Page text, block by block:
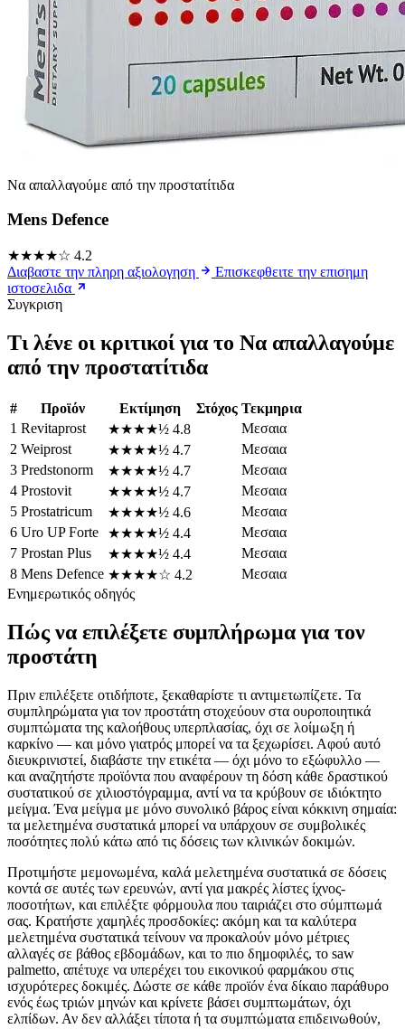
Να απαλλαγούμε από την προστατίτιδα
Mens Defence
★★★★☆ 4.2
Διαβαστε την πληρη αξιολογηση
Επισκεφθειτε την επισημη
ιστοσελιδα
Συγκριση
Τι λένε οι κριτικοί για το Να απαλλαγούμε
από την προστατίτιδα
# Προϊόν Εκτίμηση Στόχος Τεκμηρια
1 Revitaprost ★★★★½ 4.8
Μεσαια
2 Weiprost ★★★★½ 4.7
Μεσαια
3 Predstonorm ★★★★½ 4.7
Μεσαια
4 Prostovit ★★★★½ 4.7
Μεσαια
5 Prostatricum ★★★★½ 4.6
Μεσαια
6 Uro UP Forte ★★★★½ 4.4
Μεσαια
7 Prostan Plus ★★★★½ 4.4
Μεσαια
8 Mens Defence ★★★★☆ 4.2
Μεσαια
Ενημερωτικός οδηγός
Πώς να επιλέξετε συμπλήρωμα για τον
προστάτη
Πριν επιλέξετε οτιδήποτε, ξεκαθαρίστε τι αντιμετωπίζετε. Τα
συμπληρώματα για τον προστάτη στοχεύουν στα ουροποιητικά
συμπτώματα της καλοήθους υπερπλασίας, όχι σε λοίμωξη ή
καρκίνο — και μόνο γιατρός μπορεί να τα ξεχωρίσει. Αφού αυτό
διευκρινιστεί, διαβάστε την ετικέτα — όχι μόνο το εξώφυλλο —
και αναζητήστε προϊόντα που αναφέρουν τη δόση κάθε δραστικού
συστατικού σε χιλιοστόγραμμα, αντί να τα κρύβουν σε ιδιόκτητο
μείγμα. Ένα μείγμα με μόνο συνολικό βάρος είναι κόκκινη σημαία:
τα μελετημένα συστατικά μπορεί να υπάρχουν σε συμβολικές
ποσότητες πολύ κάτω από τις δόσεις των κλινικών δοκιμών.
Προτιμήστε μεμονωμένα, καλά μελετημένα συστατικά σε δόσεις
κοντά σε αυτές των ερευνών, αντί για μακρές λίστες ίχνος-
ποσοτήτων, και επιλέξτε φόρμουλα που ταιριάζει στο σύμπτωμά
σας. Κρατήστε χαμηλές προσδοκίες: ακόμη και τα καλύτερα
μελετημένα συστατικά τείνουν να προκαλούν μόνο μέτριες
αλλαγές σε βάθος εβδομάδων, και το πιο δημοφιλές, το saw
palmetto, απέτυχε να υπερέχει του εικονικού φαρμάκου στις
ισχυρότερες δοκιμές. Δώστε σε κάθε προϊόν ένα δίκαιο παράθυρο
ενός έως τριών μηνών και κρίνετε βάσει συμπτωμάτων, όχι
ελπίδων. Αν δεν αλλάξει τίποτα ή τα συμπτώματα επιδεινωθούν,